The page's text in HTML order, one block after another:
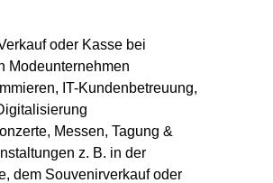
oder Kasse bei
Modeunternehmen
IT-Kundenbetreuung,
Messen, Tagung &
z. B. in der
dem Souvenirverkauf oder